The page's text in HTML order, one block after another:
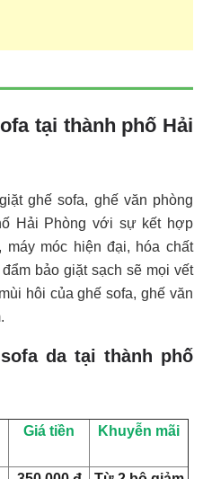
tại thành phố Hải
ghế sofa, ghế văn phòng
Hải Phòng với sự kết hợp
móc hiện đại, hóa chất
bảo giặt sạch sẽ mọi vết
hôi của ghế sofa, ghế văn
da tại thành phố
Giá tiền Khuyễn mãi